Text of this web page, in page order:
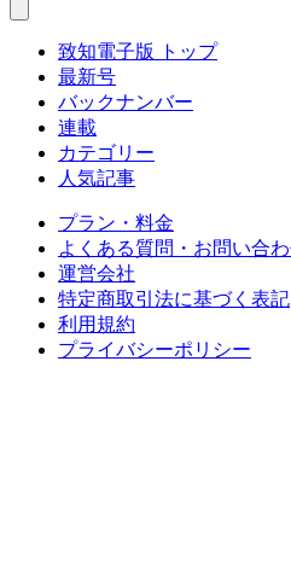
致知電子版 トップ
最新号
バックナンバー
連載
カテゴリー
人気記事
プラン・料金
よくある質問・お問い合
運営会社
特定商取引法に基づく表記
利用規約
プライバシーポリシー